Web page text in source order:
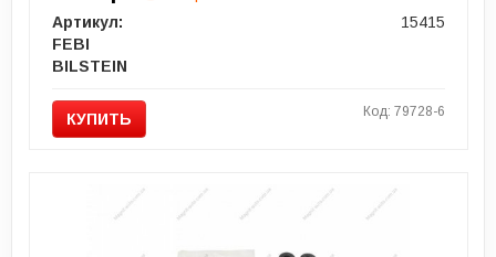
Артикул:
15415
FEBI
BILSTEIN
КУПИТЬ Код: 79728-6